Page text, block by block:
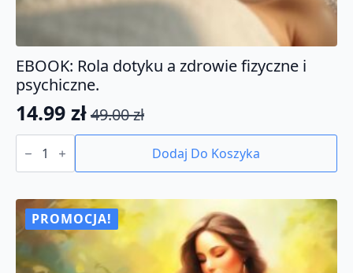
EBOOK: Rola dotyku a zdrowie fizyczne i
psychiczne.
49.00zł
Pierwotna
cena
wynosiła:
49.00 zł.
14.99 zł
Aktualna
cena
wynosi:
14.99 zł.
ilość
EBOOK:
dotyku
zdrowie
fizyczne
psychiczne.
Dodaj Do Koszyka
PROMOCJA!